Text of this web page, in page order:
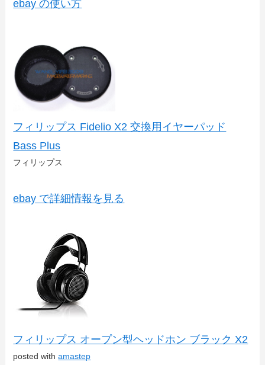
ebay の使い方
フィリップス Fidelio X2 交換用イヤーパッド
Bass Plus
フィリップス
ebay で詳細情報を見る
フィリップス オープン型ヘッドホン ブラック X2
posted withamastep